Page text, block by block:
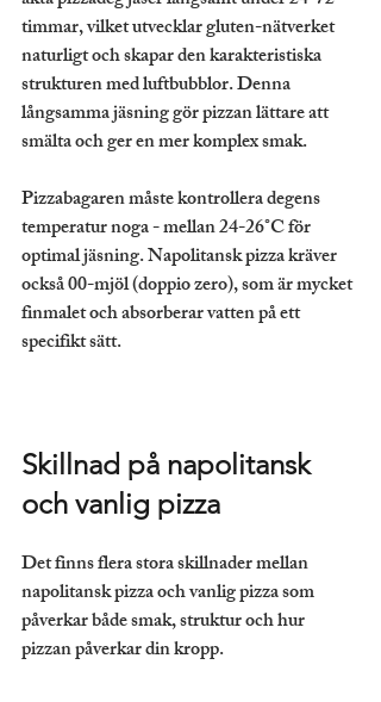
timmar, vilket utvecklar gluten-nätverket
naturligt och skapar den karakteristiska
strukturen med luftbubblor. Denna
långsamma jäsning gör pizzan lättare att
smälta och ger en mer komplex smak.
Pizzabagaren måste kontrollera degens
temperatur noga - mellan 24-26°C för
optimal jäsning. Napolitansk pizza kräver
också 00-mjöl (doppio zero), som är mycket
finmalet och absorberar vatten på ett
specifikt sätt.
Skillnad på napolitansk
och vanlig pizza
Det finns flera stora skillnader mellan
napolitansk pizza och vanlig pizza som
påverkar både smak, struktur och hur
pizzan påverkar din kropp.